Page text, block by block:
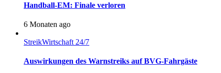
Handball-EM: Finale verloren
6 Monaten ago
StreikWirtschaft 24/7
Auswirkungen des Warnstreiks auf BVG-Fahrgäste